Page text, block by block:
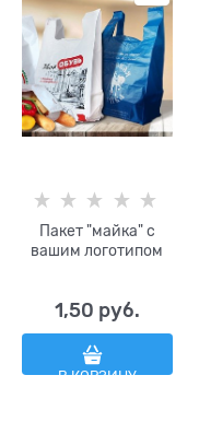
Пакет "майка" с
вашим логотипом
1,50 руб.
В КОРЗИНУ